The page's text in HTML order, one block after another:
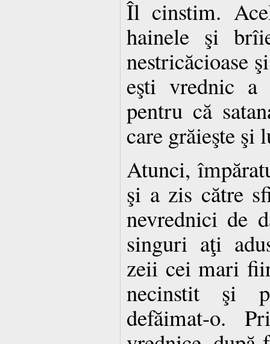
Îl cinstim.
hainele şi
nestricăcioase
eşti vrednic a
pentru că
care grăieşte şi
Atunci,
şi a zis către
nevrednici de
singuri aţi
zeii cei mari
necinstit şi
defăimat-o.